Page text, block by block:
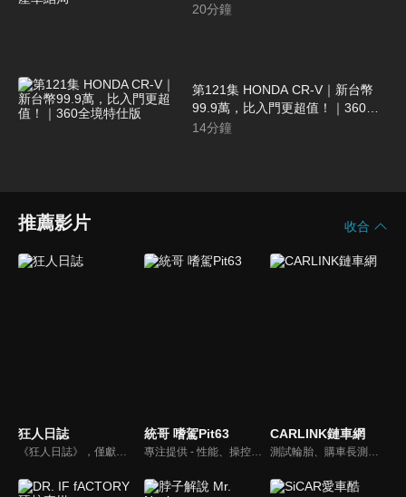
20分鐘
第121集 HONDA CR-V｜新台幣
99.9萬，比入門更超值！｜360全
境特仕版
14分鐘
推薦影片 收合
狂人日誌 統哥 嗜駕Pit63
專注提供 - 性能、操控、改裝、樂趣、實用 的汽車頻道。
CARLINK鏈車網